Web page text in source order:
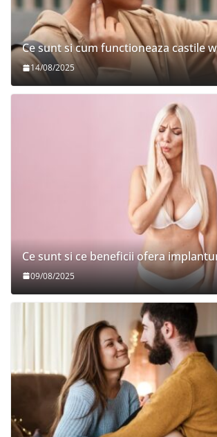
Ce sunt si cum functioneaza castile
14/08/2025
Ce sunt si ce beneficii ofera
09/08/2025